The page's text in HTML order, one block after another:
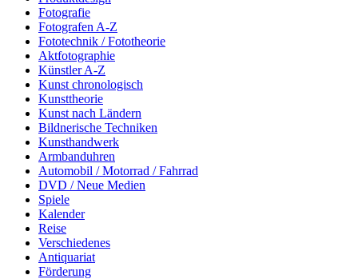
Fotografie
Fotografen A-Z
Fototechnik / Fototheorie
Aktfotographie
Künstler A-Z
Kunst chronologisch
Kunsttheorie
Kunst nach Ländern
Bildnerische Techniken
Kunsthandwerk
Armbanduhren
Automobil / Motorrad / Fahrrad
DVD / Neue Medien
Spiele
Kalender
Reise
Verschiedenes
Antiquariat
Förderung